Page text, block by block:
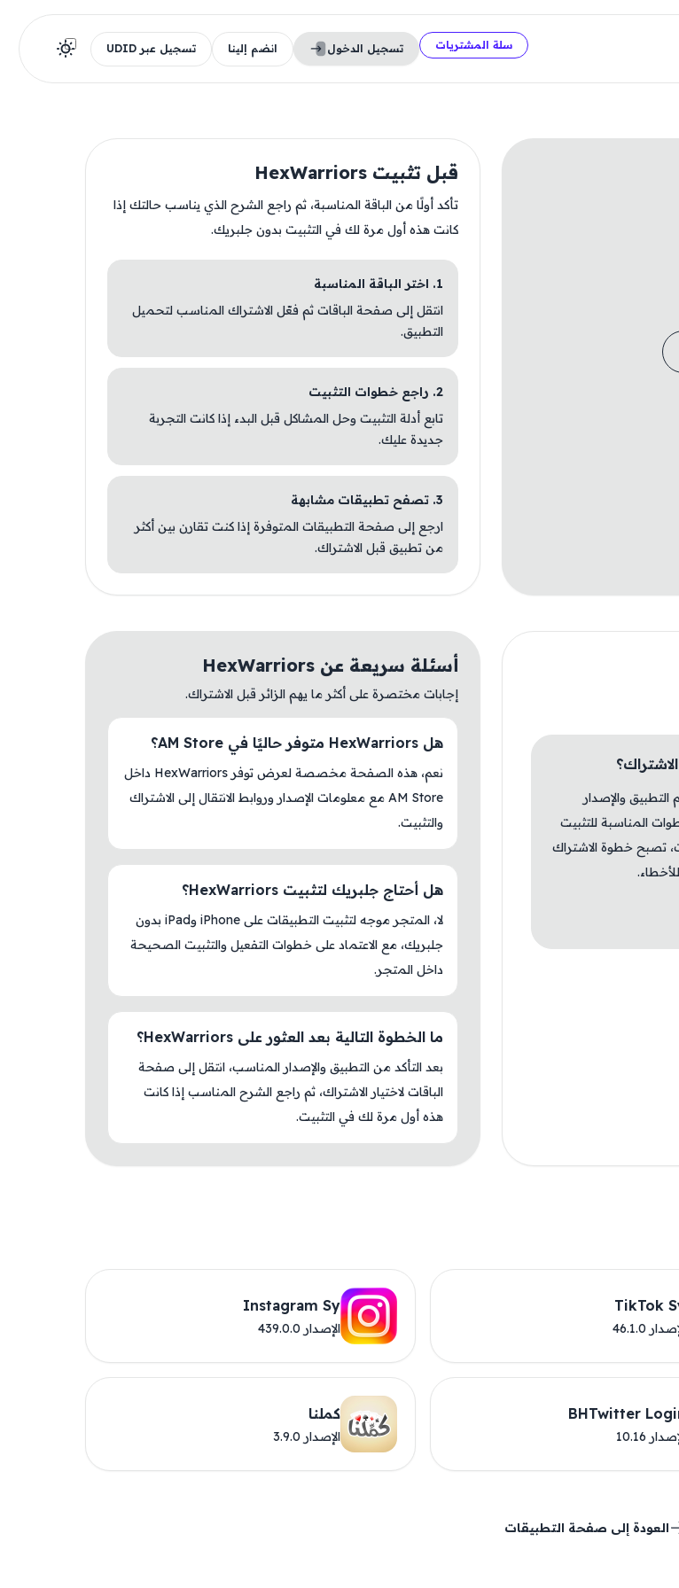
سلة المشتريات تسجيل الدخول انضم إلينا تسجيل عبر UDID
قبل تثبيت HexWarriors
تأكد أولًا من الباقة المناسبة، ثم راجع الشرح الذي يناسب حالتك إذا
كانت هذه أول مرة لك في التثبيت بدون جلبريك.
1. اختر الباقة المناسبة
انتقل إلى صفحة الباقات ثم فعّل الاشتراك المناسب لتحميل
التطبيق.
2. راجع خطوات التثبيت
تابع أدلة التثبيت وحل المشاكل قبل البدء إذا كانت التجربة
جديدة عليك.
3. تصفح تطبيقات مشابهة
ارجع إلى صفحة التطبيقات المتوفرة إذا كنت تقارن بين أكثر
من تطبيق قبل الاشتراك.
والإصدار
المناسبة للتثبيت
تصبح خطوة الاشتراك
أسئلة سريعة عن HexWarriors
إجابات مختصرة على أكثر ما يهم الزائر قبل الاشتراك.
هل HexWarriors متوفر حاليًا في AM Store؟
نعم، هذه الصفحة مخصصة لعرض توفر HexWarriors داخل
AM Store مع معلومات الإصدار وروابط الانتقال إلى الاشتراك
والتثبيت.
هل أحتاج جلبريك لتثبيت HexWarriors؟
لا، المتجر موجه لتثبيت التطبيقات على iPhone وiPad بدون
جلبريك، مع الاعتماد على خطوات التفعيل والتثبيت الصحيحة
داخل المتجر.
ما الخطوة التالية بعد العثور على HexWarriors؟
بعد التأكد من التطبيق والإصدار المناسب، انتقل إلى صفحة
الباقات لاختيار الاشتراك، ثم راجع الشرح المناسب إذا كانت
هذه أول مرة لك في التثبيت.
TikTok
46.1.0
Instagram Sy
الإصدار 439.0.0
BHTwitter
10.16
كملنا
الإصدار 3.9.0
العودة إلى صفحة التطبيقات